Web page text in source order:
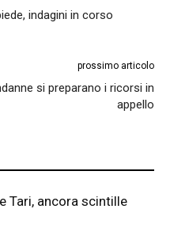
indagini in corso
prossimo articolo
si preparano i ricorsi in
appello
Tari, ancora scintille